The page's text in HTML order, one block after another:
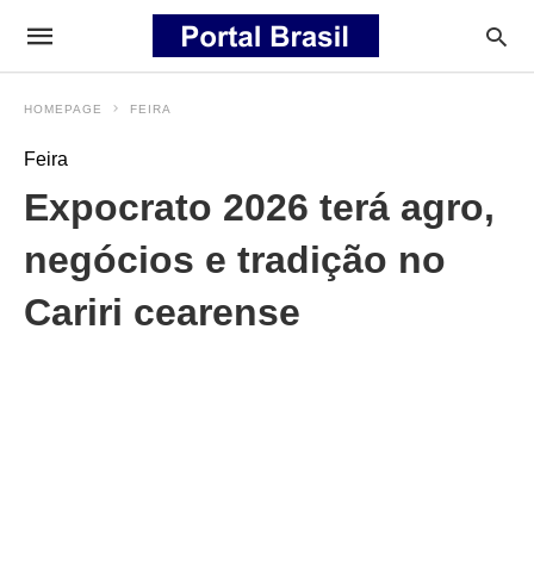
HOMEPAGE FEIRA
Feira
Expocrato 2026 terá agro,
negócios e tradição no
Cariri cearense